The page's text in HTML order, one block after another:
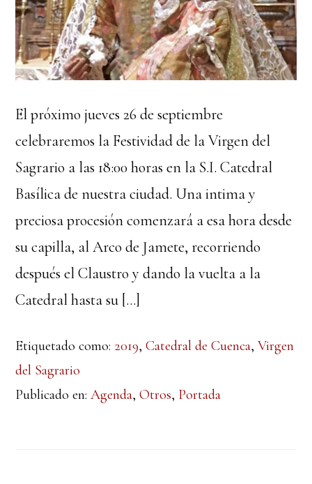
El próximo jueves 26 de septiembre
celebraremos la Festividad de la Virgen del
Sagrario a las 18:00 horas en la S.I. Catedral
Basílica de nuestra ciudad. Una intima y
preciosa procesión comenzará a esa hora desde
su capilla, al Arco de Jamete, recorriendo
después el Claustro y dando la vuelta a la
Catedral hasta su […]
Etiquetado como: 2019,Catedral de Cuenca,Virgen
del Sagrario
Publicado en:Agenda,Otros, Portada